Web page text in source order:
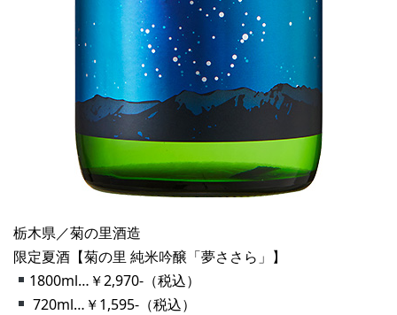
栃木県／菊の里酒造
限定夏酒【菊の里 純米吟醸「夢ささら」】
1800ml…￥2,970-（税込）
720ml…￥1,595-（税込）